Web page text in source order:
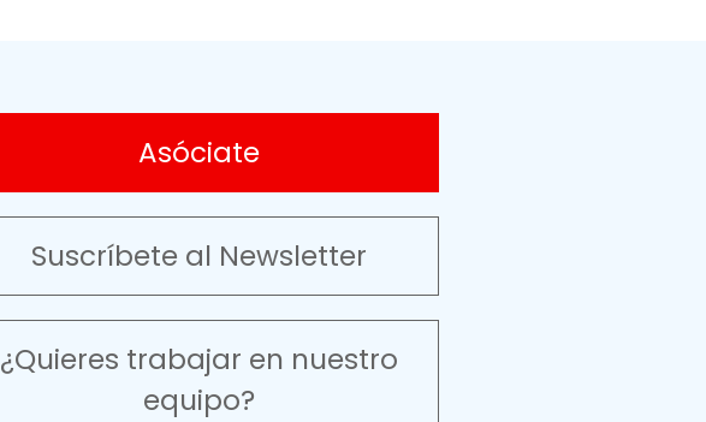
Asóciate
Suscríbete al Newsletter
¿Quieres trabajar en nuestro
equipo?